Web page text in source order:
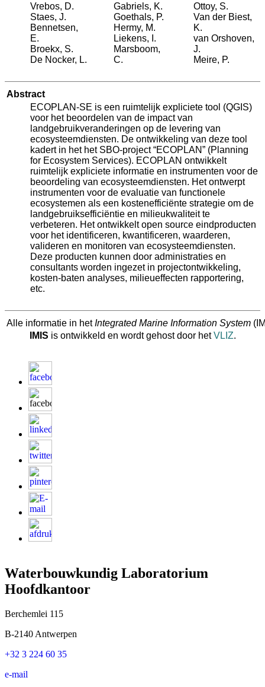
Vrebos, D.
Staes, J.
Bennetsen,
E.
Broekx, S.
De Nocker, L.
Gabriels, K.
Goethals, P.
Hermy, M.
Liekens, I.
Marsboom,
C.
Ottoy, S.
Van der Biest,
K.
van Orshoven,
J.
Meire, P.
Abstract
ECOPLAN-SE is een ruimtelijk expliciete tool (QGIS)
voor het beoordelen van de impact van
landgebruikveranderingen op de levering van
ecosysteemdiensten. De ontwikkeling van deze tool
kadert in het het SBO-project “ECOPLAN” (Planning
for Ecosystem Services). ECOPLAN ontwikkelt
ruimtelijk expliciete informatie en instrumenten voor de
beoordeling van ecosysteemdiensten. Het ontwerpt
instrumenten voor de evaluatie van functionele
ecosystemen als een kostenefficiënte strategie om de
landgebruiksefficiëntie en milieukwaliteit te
verbeteren. Het ontwikkelt open source eindproducten
voor het identificeren, kwantificeren, waarderen,
valideren en monitoren van ecosysteemdiensten.
Deze producten kunnen door administraties en
consultants worden ingezet in projectontwikkeling,
kosten-baten analyses, milieueffecten rapportering,
etc.
Alle informatie in hetIntegrated Marine Information System
IMIS is ontwikkeld en wordt gehost door hetVLIZ.
Waterbouwkundig Laboratorium
Hoofdkantoor
Berchemlei 115
B-2140 Antwerpen
+32 3 224 60 35
e-mail